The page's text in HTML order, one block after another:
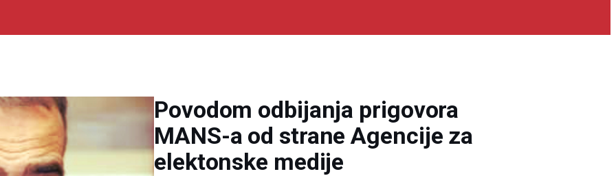
Povodom odbijanja prigovora
MANS-a od strane Agencije za
elektonske medije